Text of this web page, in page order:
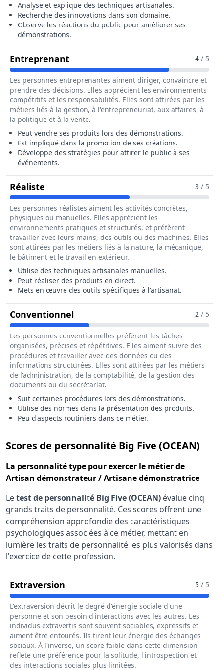
Analyse et explique des techniques artisanales.
Recherche des innovations dans son domaine.
Observe les réactions du public pour améliorer ses
démonstrations.
EntreprenantPour Le Métier De Artisan 4 / 5
Les personnes entreprenantes aiment diriger, convaincre et
prendre des décisions. Elles apprécient les environnements
compétitifs et les responsabilités. Elles sont attirées par les
métiers liés à la gestion, à l'entrepreneuriat, aux affaires, à
la politique et à la vente.
Peut vendre ses produits lors des démonstrations.
Est impliqué dans la promotion de ses créations.
Développe des stratégies pour attirer le public à ses
événements.
Réaliste Pour Le Métier De Artisan 3 / 5
Les personnes réalistes aiment les activités concrètes,
physiques ou manuelles. Elles apprécient les
environnements pratiques et structurés, et préfèrent
travailler avec leurs mains, des outils ou des machines. Elles
sont attirées par les métiers liés à la nature, la mécanique,
le bâtiment et le travail en extérieur.
Utilise des techniques artisanales manuelles.
Peut réaliser des produits en direct.
Mets en œuvre des outils spécifiques à l'artisanat.
ConventionnelPour Le Métier De Artisan 2 / 5
Les personnes conventionnelles préfèrent les tâches
organisées, précises et répétitives. Elles aiment suivre des
procédures et travailler avec des données ou des
informations structurées. Elles sont attirées par les métiers
de l'administration, de la comptabilité, de la gestion des
documents ou du secrétariat.
Suit certaines procédures lors des démonstrations.
Utilise des normes dans la présentation des produits.
Peu d'aspects routiniers dans ce métier.
Scores de personnalité Big Five (OCEAN)
La personnalité type pour exercer le métier de
Artisan démonstrateur / Artisane démonstratrice
Letest de personnalité Big Five (OCEAN) évalue cinq
grands traits de personnalité. Ces scores offrent une
compréhension approfondie des caractéristiques
psychologiques associées à ce métier, mettant en
lumière les traits de personnalité les plus valorisés dans
l'exercice de cette profession.
Extraversion Pour Le Métier De Artisan 5 / 5
L'extraversion décrit le degré d'énergie sociale d'une
personne et son besoin d'interactions avec les autres. Les
individus extravertis sont souvent sociables, expressifs et
aiment être entourés. Ils tirent leur énergie des échanges
sociaux. À l'inverse, un score faible dans cette dimension
reflète une préférence pour la solitude, l'introspection et
des interactions sociales plus limitées.